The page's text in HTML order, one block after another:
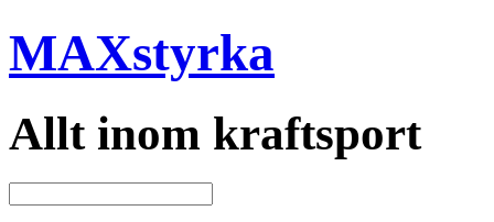
MAXstyrka
Allt inom kraftsport